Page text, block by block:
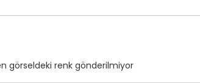
görseldeki renk gönderilmiyor